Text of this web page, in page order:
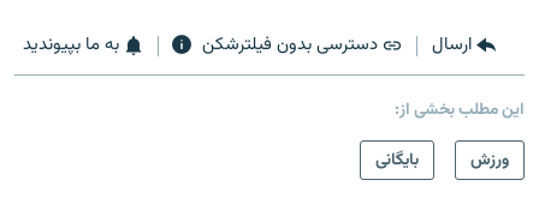
ارسال دسترسی بدون فیلترشکن به ما بپیوندید
این مطلب بخشی از:
ورزش
بایگانی